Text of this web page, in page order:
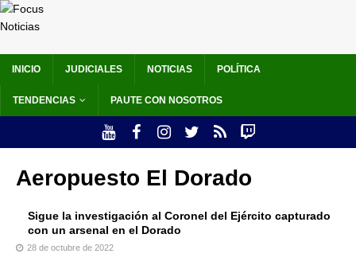
INICIO JUDICIALES NOTICIAS POLÍTICA
TENDENCIAS PAUTE CON NOSOTROS
Aeropuesto El Dorado
Sigue la investigación al Coronel del Ejército capturado
con un arsenal en el Dorado
28 de octubre de 2022